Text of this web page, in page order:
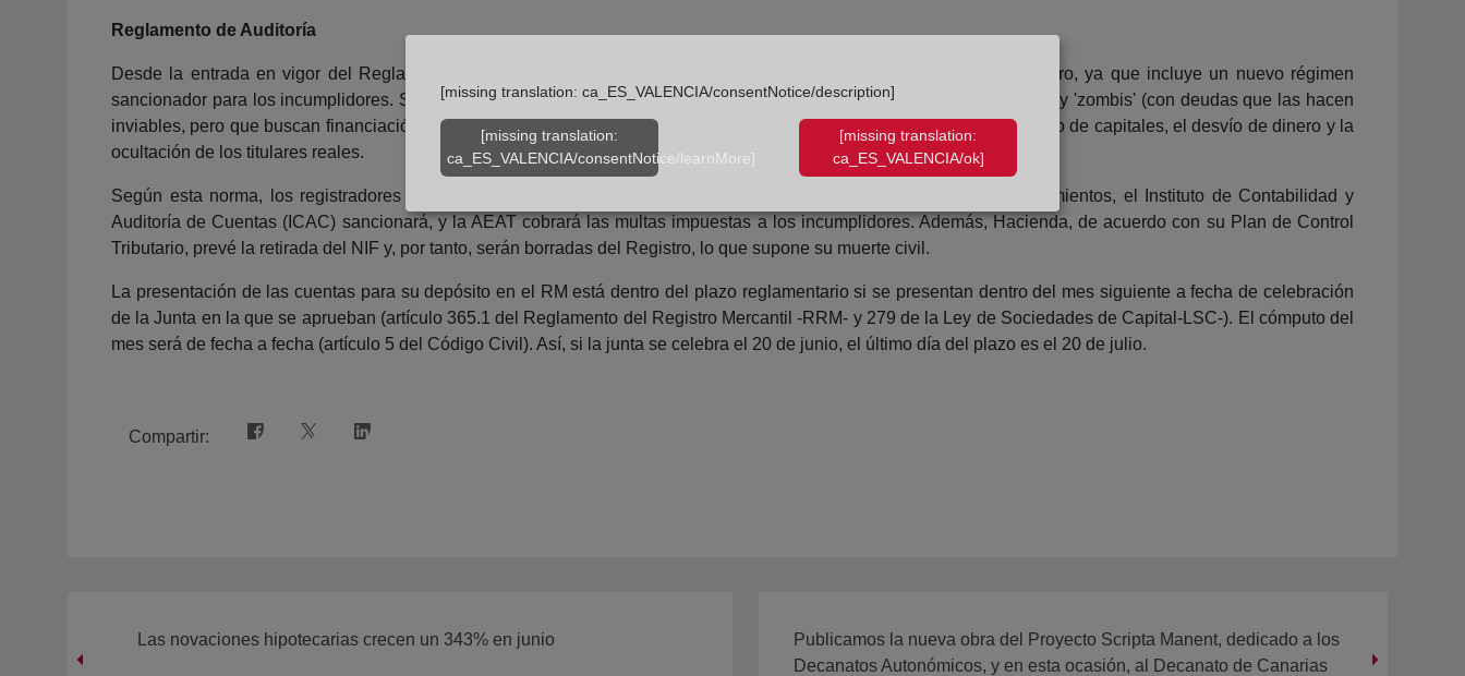
Reglamento de Auditoría
Desde la entrada en vigor del Reglamento de la Ley de Auditoría (RD 2/2021, de 12 de enero), el pasado 1 de febrero, ya que incluye un nuevo régimen
sancionador para los incumplidores. Se estima que en el RM aún constan cerca de 1,5 millones de sociedades inactivas y 'zombis' (con deudas que las hacen
inviables, pero que buscan financiación pública). Estas sociedades suponen un inmenso caldo de cultivo para el blanqueo de capitales, el desvío de dinero y la
ocultación de los titulares reales.
Según esta norma, los registradores mercantiles son los encargados de suministrar los expedientes con los incumplimientos, el Instituto de Contabilidad y
Auditoría de Cuentas (ICAC) sancionará, y la AEAT cobrará las multas impuestas a los incumplidores. Además, Hacienda, de acuerdo con su Plan de Control
Tributario, prevé la retirada del NIF y, por tanto, serán borradas del Registro, lo que supone su muerte civil.
La presentación de las cuentas para su depósito en el RM está dentro del plazo reglamentario si se presentan dentro del mes siguiente a fecha de celebración
de la Junta en la que se aprueban (artículo 365.1 del Reglamento del Registro Mercantil -RRM- y 279 de la Ley de Sociedades de Capital-LSC-). El cómputo del
mes será de fecha a fecha (artículo 5 del Código Civil). Así, si la junta se celebra el 20 de junio, el último día del plazo es el 20 de julio.
Compartir:
Las novaciones hipotecarias crecen un 343% en junio
Publicamos la nueva obra del Proyecto Scripta Manent, dedicado a los
Decanatos Autonómicos, y en esta ocasión, al Decanato de Canarias
[missing translation: ca_ES_VALENCIA/consentNotice/description]
[missing translation:
ca_ES_VALENCIA/consentNotice/learnMore]
[missing translation:
ca_ES_VALENCIA/ok]